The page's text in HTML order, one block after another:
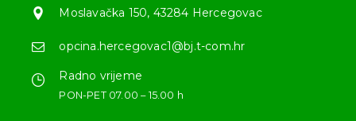
Moslavačka 150, 43284 Hercegovac
opcina.hercegovac1@bj.t-com.hr
Radno vrijeme
PON-PET 07.00 – 15.00 h